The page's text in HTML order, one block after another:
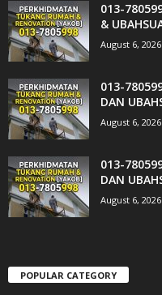
013-
&
August 6, 2026
013-
DAN
August 6, 2026
013-
DAN
August 6, 2026
POPULAR CATEGORY